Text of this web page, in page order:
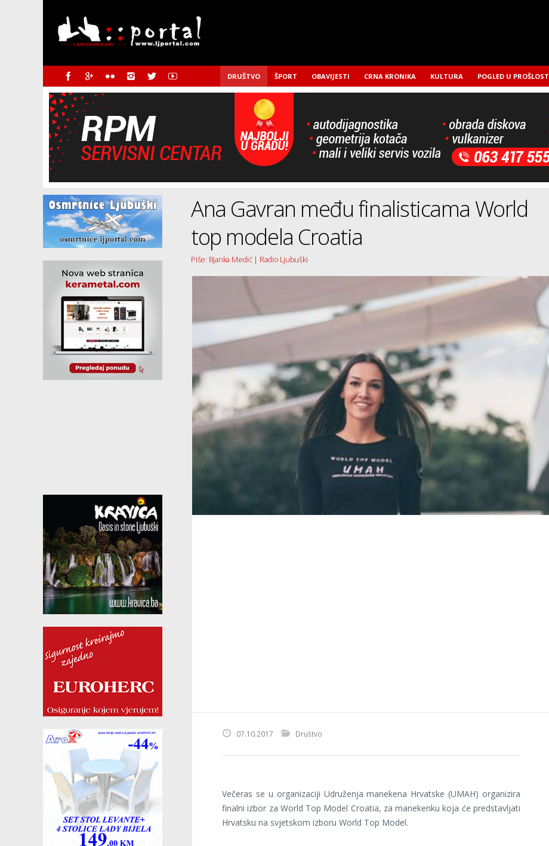
DRUŠTVO ŠPORT OBAVIJESTI CRNA KRONIKA KULTURA POGLED U PROŠLOST
Ana Gavran među finalisticama World
top modela Croatia
Piše: Bjanka Medić | Radio Ljubuški
07.10.2017 Društvo
Večeras se u organizaciji Udruženja manekena Hrvatske (UMAH) organizira
finalni izbor za World Top Model Croatia, za manekenku koja će predstavljati
Hrvatsku na svjetskom izboru World Top Model.